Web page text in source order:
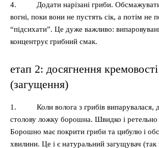
4. Додати нарізані гриби.
вогні, поки вони не пустять сік, а потім не
“підсихати”. Це дуже важливо:
концентрує грибний смак.
етап 2: досягнення кремовості
(загущення)
1. Коли волога з грибів випарувалася,
столову ложку борошна. Швидко і
Борошно має покрити гриби та цибулю і
хвилини. Це і є натуральний загущувач